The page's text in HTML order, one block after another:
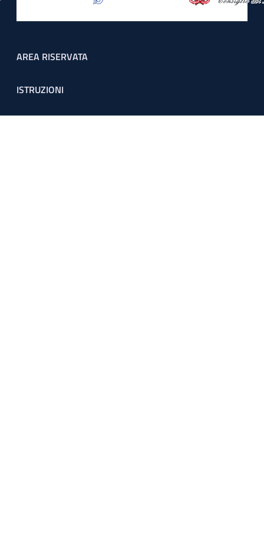
Footer menu
AREA RISERVATA
ISTRUZIONI